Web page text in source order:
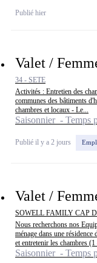
Publié hier
Valet /
34 - SETE
Activités : Entretien des
communes des bâtiments
chambres et locaux - Le...
Saisonnier - Temps
Publié il y a 2 jours
Valet /
SOWELL FAMILY CAP
Nous recherchons nos
ménage dans une
et entretenir les chambres (1
Saisonnier - Temps